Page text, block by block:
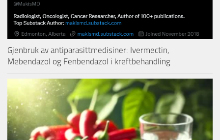
Gjenbruk av antiparasittmedisiner: Ivermectin,
Mebendazol og Fenbendazol i kreftbehandling